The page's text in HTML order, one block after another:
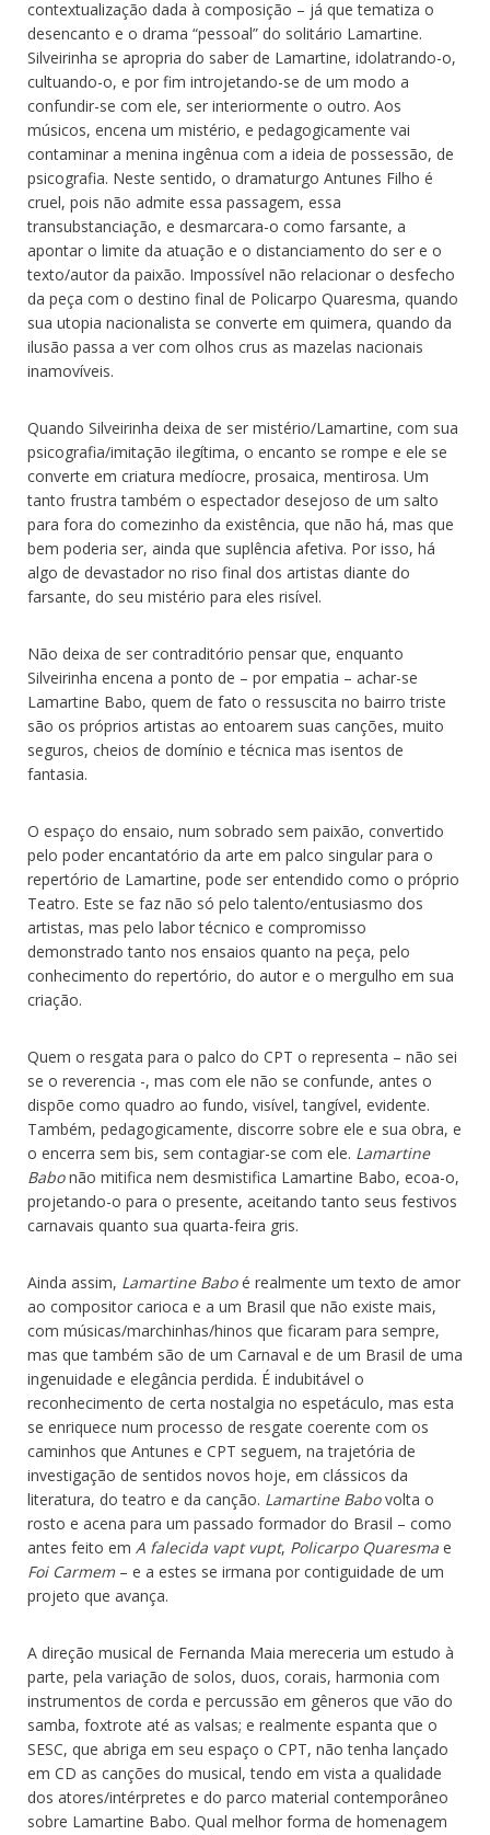
contextualização dada à composição – já que tematiza o
desencanto e o drama “pessoal” do solitário Lamartine.
Silveirinha se apropria do saber de Lamartine, idolatrando-o,
cultuando-o, e por fim introjetando-se de um modo a
confundir-se com ele, ser interiormente o outro. Aos
músicos, encena um mistério, e pedagogicamente vai
contaminar a menina ingênua com a ideia de possessão, de
psicografia. Neste sentido, o dramaturgo Antunes Filho é
cruel, pois não admite essa passagem, essa
transubstanciação, e desmarcara-o como farsante, a
apontar o limite da atuação e o distanciamento do ser e o
texto/autor da paixão. Impossível não relacionar o desfecho
da peça com o destino final de Policarpo Quaresma, quando
sua utopia nacionalista se converte em quimera, quando da
ilusão passa a ver com olhos crus as mazelas nacionais
inamovíveis.
Quando Silveirinha deixa de ser mistério/Lamartine, com sua
psicografia/imitação ilegítima, o encanto se rompe e ele se
converte em criatura medíocre, prosaica, mentirosa. Um
tanto frustra também o espectador desejoso de um salto
para fora do comezinho da existência, que não há, mas que
bem poderia ser, ainda que suplência afetiva. Por isso, há
algo de devastador no riso final dos artistas diante do
farsante, do seu mistério para eles risível.
Não deixa de ser contraditório pensar que, enquanto
Silveirinha encena a ponto de – por empatia – achar-se
Lamartine Babo, quem de fato o ressuscita no bairro triste
são os próprios artistas ao entoarem suas canções, muito
seguros, cheios de domínio e técnica mas isentos de
fantasia.
O espaço do ensaio, num sobrado sem paixão, convertido
pelo poder encantatório da arte em palco singular para o
repertório de Lamartine, pode ser entendido como o próprio
Teatro. Este se faz não só pelo talento/entusiasmo dos
artistas, mas pelo labor técnico e compromisso
demonstrado tanto nos ensaios quanto na peça, pelo
conhecimento do repertório, do autor e o mergulho em sua
criação.
Quem o resgata para o palco do CPT o representa – não sei
se o reverencia -, mas com ele não se confunde, antes o
dispõe como quadro ao fundo, visível, tangível, evidente.
Também, pedagogicamente, discorre sobre ele e sua obra, e
o encerra sem bis, sem contagiar-se com ele. Lamartine
Babonão mitifica nem desmistifica Lamartine Babo, ecoa-o,
projetando-o para o presente, aceitando tanto seus festivos
carnavais quanto sua quarta-feira gris.
Ainda assim, Lamartine Baboé realmente um texto de amor
ao compositor carioca e a um Brasil que não existe mais,
com músicas/marchinhas/hinos que ficaram para sempre,
mas que também são de um Carnaval e de um Brasil de uma
ingenuidade e elegância perdida. É indubitável o
reconhecimento de certa nostalgia no espetáculo, mas esta
se enriquece num processo de resgate coerente com os
caminhos que Antunes e CPT seguem, na trajetória de
investigação de sentidos novos hoje, em clássicos da
literatura, do teatro e da canção. Lamartine Babovolta o
rosto e acena para um passado formador do Brasil – como
antes feito em A falecida vapt vupt, Policarpo Quaresma e
Foi Carmem– e a estes se irmana por contiguidade de um
projeto que avança.
A direção musical de Fernanda Maia mereceria um estudo à
parte, pela variação de solos, duos, corais, harmonia com
instrumentos de corda e percussão em gêneros que vão do
samba, foxtrote até as valsas; e realmente espanta que o
SESC, que abriga em seu espaço o CPT, não tenha lançado
em CD as canções do musical, tendo em vista a qualidade
dos atores/intérpretes e do parco material contemporâneo
sobre Lamartine Babo. Qual melhor forma de homenagem